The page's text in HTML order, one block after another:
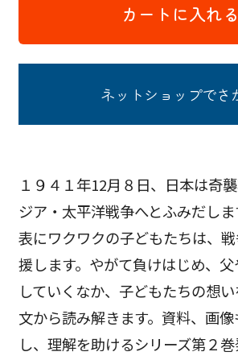
カートに入れる
ネットショップでさ
１９４１年12月８日、日本は奇
ジア・太平洋戦争へとふみだし
表にワクワクの子どもたちは、
援します。やがて負けはじめ、
していくなか、子どもたちの想
文から読み解きます。資料、画
し、理解を助けるシリーズ第２巻